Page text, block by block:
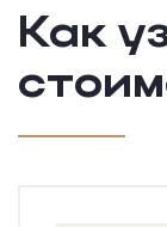
Как